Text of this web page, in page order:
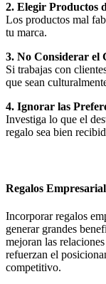
2. Elegir Productos
Los productos mal
tu marca.
3. No Considerar el
Si trabajas con
que sean
4. Ignorar las
Investiga lo que el
regalo sea bien
Regalos
Incorporar regalos
generar grandes
mejoran las
refuerzan el
competitivo.